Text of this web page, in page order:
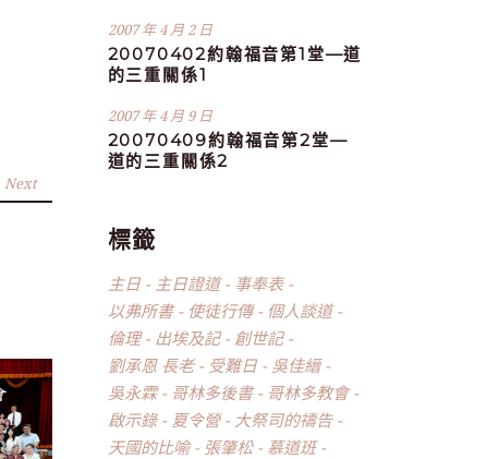
Next
2007 年 4 月 2 日
20070402約翰福音第1堂—道
的三重關係1
2007 年 4 月 9 日
20070409約翰福音第2堂—
道的三重關係2
標籤
主日 主日證道
事奉表
以弗所書
使徒行傳
個人談道
倫理
出埃及記
創世記
劉承恩 長老
受難日
吳佳縉
吳永霖
哥林多後書
哥林多教會
啟示錄
夏令營
大祭司的禱告
天國的比喻
張肇松
慕道班